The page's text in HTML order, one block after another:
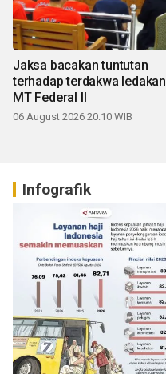
Jaksa bacakan tuntutan
terhadap terdakwa ledakan
MT Federal II
06 August 2026 20:10 WIB
Infografik